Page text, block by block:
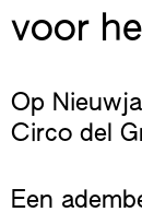
voor
Op
Circo del
Een